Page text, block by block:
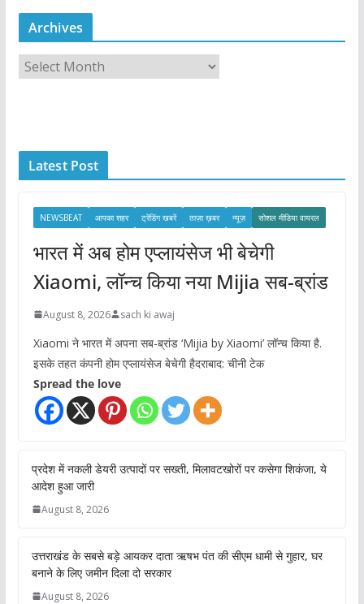
Archives
r
e
Latest Post
NEWSBEAT आपका शहर ट्रेंडिंग खबरें ताज़ा ख़बर न्यूज़ सोशल मीडिया वायरल
भारत में अब होम एप्लायंसेज भी बेचेगी
Xiaomi, लॉन्च किया नया Mijia सब-ब्रांड
August 8, 2026 sach ki awaj
Xiaomi ने भारत में अपना सब-ब्रांड ‘Mijia by Xiaomi’ लॉन्च किया है.
इसके तहत कंपनी होम एप्लायंसेज बेचेगी हैदराबाद: चीनी टेक
Spread the love
प्रदेश में नकली डेयरी उत्पादों पर सख्ती, मिलावटखोरों पर कसेगा शिकंजा, ये
आदेश हुआ जारी
August 8, 2026
उत्तराखंड के सबसे बड़े आयकर दाता ऋषभ पंत की सीएम धामी से गुहार, घर
बनाने के लिए जमीन दिला दो सरकार
August 8, 2026